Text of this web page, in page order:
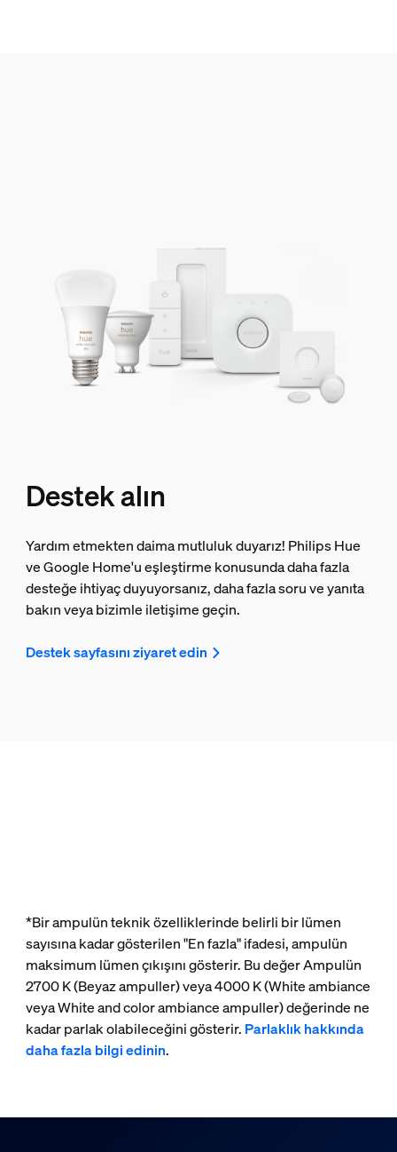
Destek alın
Yardım etmekten daima mutluluk duyarız! Philips Hue
ve Google Home'u eşleştirme konusunda daha fazla
desteğe ihtiyaç duyuyorsanız, daha fazla soru ve yanıta
bakın veya bizimle iletişime geçin.
Destek sayfasını ziyaret edin
*Bir ampulün teknik özelliklerinde belirli bir lümen
sayısına kadar gösterilen "En fazla" ifadesi, ampulün
maksimum lümen çıkışını gösterir. Bu değer Ampulün
2700 K (Beyaz ampuller) veya 4000 K (White ambiance
veya White and color ambiance ampuller) değerinde ne
kadar parlak olabileceğini gösterir. Parlaklık hakkında
daha fazla bilgi edinin.